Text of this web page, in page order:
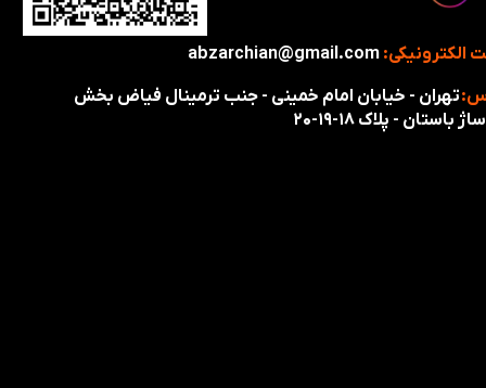
تهران - خیابان امام خمینی - جنب ترمینال فیاض بخش
باستان - پلاک ۱۸-۱۹-۲۰
الکترونیکی: abzarchian@gmail.com